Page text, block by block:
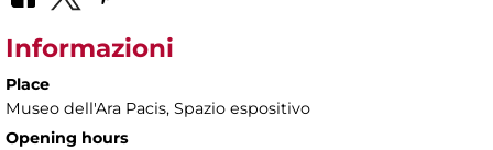
Informazioni
Place
Museo dell'Ara Pacis, Spazio espositivo
Opening hours